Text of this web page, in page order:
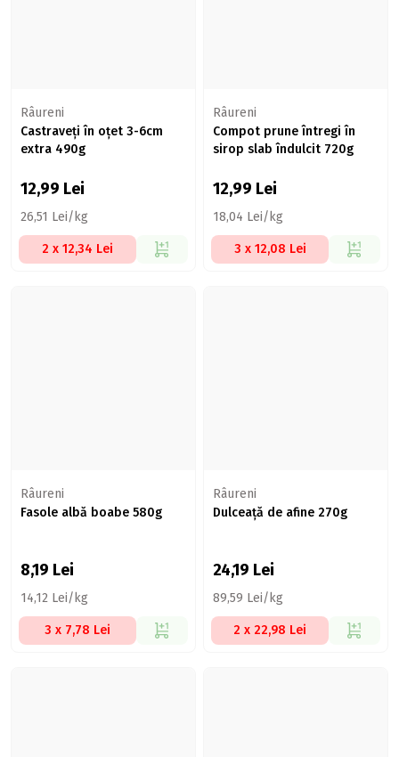
Râureni
Castraveți în oțet 3-6cm
extra 490g
12,99 Lei
26,51 Lei/kg
2 x 12,34 Lei
Râureni
Compot prune întregi în
sirop slab îndulcit 720g
12,99 Lei
18,04 Lei/kg
3 x 12,08 Lei
Râureni
Fasole albă boabe 580g
8,19 Lei
14,12 Lei/kg
3 x 7,78 Lei
Râureni
Dulceață de afine 270g
24,19 Lei
89,59 Lei/kg
2 x 22,98 Lei